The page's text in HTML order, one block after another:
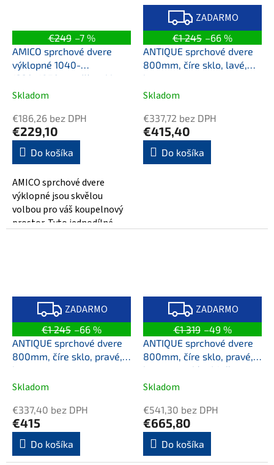
€249 –7 %
AMICO sprchové dvere
výklopné 1040-
1220x1850mm, číre sklo
Skladom
€186,26 bez DPH
€229,10
Do košíka
AMICO sprchové dvere
výklopné jsou skvělou
volbou pro váš koupelnový
prostor. Tyto jednodílné
Z
A
D
A
R
M
O
ZADARMO
€1 245 –66 %
ANTIQUE sprchové dvere
800mm, číre sklo, lavé,
bronz
Skladom
€337,72 bez DPH
€415,40
Do košíka
Z
A
D
A
R
M
O
ZADARMO
€1 245 –66 %
ANTIQUE sprchové dvere
800mm, číre sklo, pravé,
bronz
Skladom
€337,40 bez DPH
€415
Do košíka
Z
A
D
A
R
M
O
ZADARMO
€1 319 –49 %
ANTIQUE sprchové dvere
800mm, číre sklo, pravé,
bronz, svetlý odtieň
Skladom
€541,30 bez DPH
€665,80
Do košíka